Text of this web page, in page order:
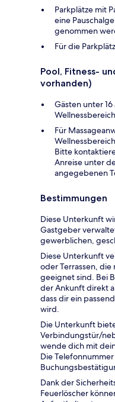
Parkplätze mit
eine
genommen
Für die
Pool, Fitness-
vorhanden)
Gästen unter
Für
Bitte
Anreise unter
angegebenen
Bestimmungen
Diese Unterkunft
Gastgeber
gewerblichen,
Diese Unterkunft
oder Terrassen,
geeignet sind. Bei
der Ankunft direkt
dass dir ein
wird.
Die Unterkunft
Verbindungstür/
wende dich mit
Die
Dank der
Feuerlöscher